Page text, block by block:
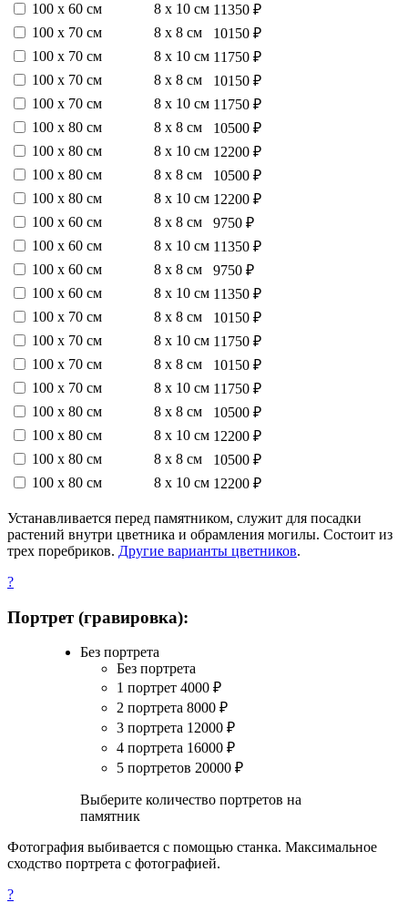
100 х 60 см
8 х 10 см 11350 ₽
100 х 70 см
8 х 8 см
10150 ₽
100 х 70 см
8 х 10 см 11750 ₽
100 х 70 см
8 х 8 см
10150 ₽
100 х 70 см
8 х 10 см 11750 ₽
100 х 80 см
8 х 8 см
10500 ₽
100 х 80 см
8 х 10 см 12200 ₽
100 х 80 см
8 х 8 см
10500 ₽
100 х 80 см
8 х 10 см 12200 ₽
100 х 60 см
8 х 8 см
9750 ₽
100 х 60 см
8 х 10 см 11350 ₽
100 х 60 см
8 х 8 см
9750 ₽
100 х 60 см
8 х 10 см 11350 ₽
100 х 70 см
8 х 8 см
10150 ₽
100 х 70 см
8 х 10 см 11750 ₽
100 х 70 см
8 х 8 см
10150 ₽
100 х 70 см
8 х 10 см 11750 ₽
100 х 80 см
8 х 8 см
10500 ₽
100 х 80 см
8 х 10 см 12200 ₽
100 х 80 см
8 х 8 см
10500 ₽
100 х 80 см
8 х 10 см 12200 ₽
Устанавливается перед памятником, служит для посадки
растений внутри цветника и обрамления могилы. Состоит из
трех поребриков. Другие варианты цветников.
?
Портрет (гравировка):
Без портрета
Без портрета
1 портрет 4000 ₽
2 портрета 8000 ₽
3 портрета 12000 ₽
4 портрета 16000 ₽
5 портретов 20000 ₽
Выберите количество портретов на
памятник
Фотография выбивается с помощью станка. Максимальное
сходство портрета с фотографией.
?